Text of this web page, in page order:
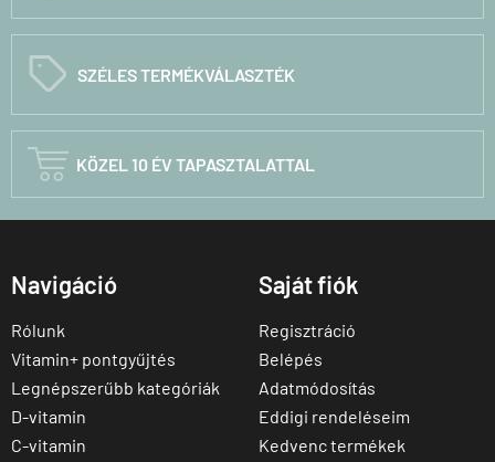
C SZÉLES TERMÉKVÁLASZTÉK
 KÖZEL 10 ÉV TAPASZTALATTAL
Navigáció
Rólunk
Vitamin+ pontgyűjtés
Legnépszerűbb kategóriák
D-vitamin
C-vitamin
Saját fiók
Regisztráció
Belépés
Adatmódosítás
Eddigi rendeléseim
Kedvenc termékek